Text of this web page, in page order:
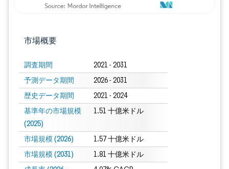
市場概要
調査期間 2021 - 2031
予測データ期間 2026 - 2031
歴史データ期間 2021 - 2024
基準年の市場規模
(2025)
1.51 十億米ドル
市場規模 (2026) 1.57 十億米ドル
市場規模 (2031) 1.81 十億米ドル